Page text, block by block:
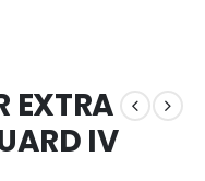
EXTRA
IV